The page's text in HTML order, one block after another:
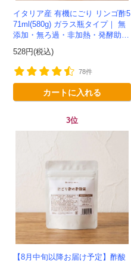
イタリア産 有機にごり リンゴ酢5
71ml(580g) ガラス瓶タイプ｜ 無
添加・無ろ過・非加熱・発酵助剤
ー -かわしま屋-
528円(税込)
78件
カートに入れる
3位
【8月中旬以降お届け予定】酢酸